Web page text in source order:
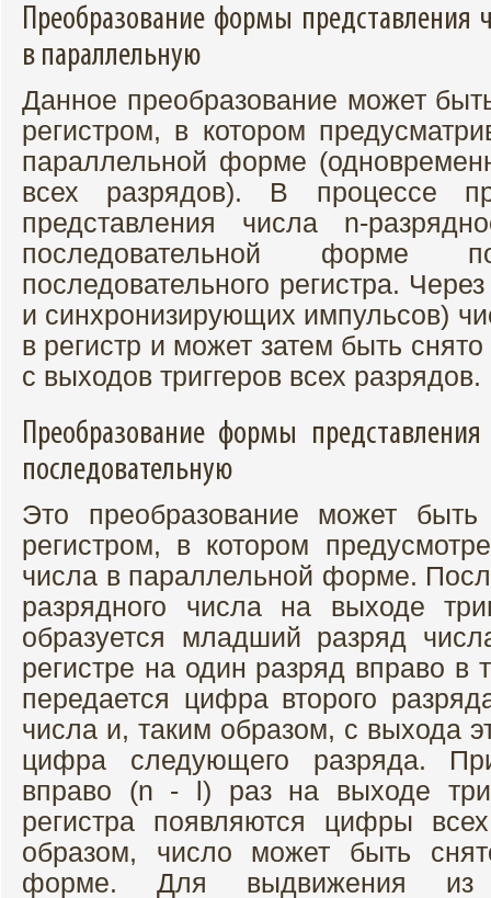
Преобразование формы представления
в параллельную
Данное преобразование может
регистром, в котором
параллельной форме
всех разрядов). В процессе
представления числа n-
последовательной форме
последовательного регистра.
и синхронизирующих импульсов)
в регистр и может затем быть
с выходов триггеров всех разрядов.
Преобразование формы
последовательную
Это преобразование может
регистром, в котором
числа в параллельной форме.
разрядного числа на выходе
образуется младший разряд
регистре на один разряд вправо в
передается цифра второго
числа и, таким образом, с выхода
цифра следующего разряда.
вправо (n - l) раз на выходе
регистра появляются цифры
образом, число может быть
форме. Для выдвижения из